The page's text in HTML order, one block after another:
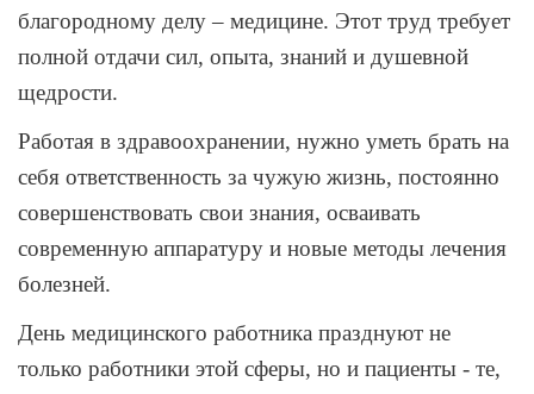
благородному делу – медицине. Этот труд требует
полной отдачи сил, опыта, знаний и душевной
щедрости.
Работая в здравоохранении, нужно уметь брать на
себя ответственность за чужую жизнь, постоянно
совершенствовать свои знания, осваивать
современную аппаратуру и новые методы лечения
болезней.
День медицинского работника празднуют не
только работники этой сферы, но и пациенты - те,